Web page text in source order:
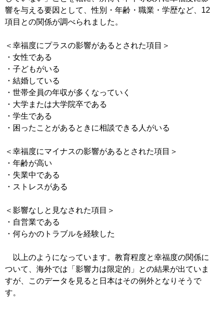
響を与える要因として、性別・年齢・職業・学歴など、12
項目との関係が調べられました。
＜幸福度にプラスの影響があるとされた項目＞
・女性である
・子どもがいる
・結婚している
・世帯全員の年収が多くなっていく
・大学または大学院卒である
・学生である
・困ったことがあるときに相談できる人がいる
＜幸福度にマイナスの影響があるとされた項目＞
・年齢が高い
・失業中である
・ストレスがある
＜影響なしと見なされた項目＞
・自営業である
・何らかのトラブルを経験した
以上のようになっています。教育程度と幸福度の関係に
ついて、海外では「影響力は限定的」との結果が出ていま
すが、このデータを見ると日本はその例外となりそうで
す。